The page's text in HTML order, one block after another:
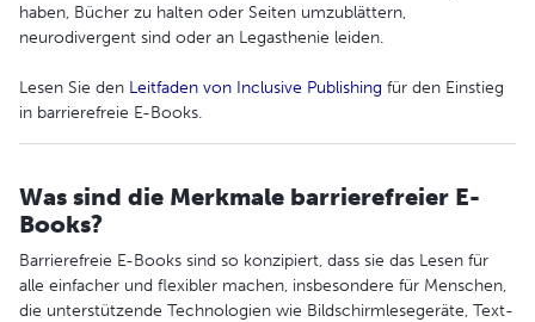
haben, Bücher zu halten oder Seiten umzublättern,
neurodivergent sind oder an Legasthenie leiden.
Lesen Sie den Leitfaden von Inclusive Publishing für den Einstieg
in barrierefreie E-Books.
Was sind die Merkmale barrierefreier E-
Books?
Barrierefreie E-Books sind so konzipiert, dass sie das Lesen für
alle einfacher und flexibler machen, insbesondere für Menschen,
die unterstützende Technologien wie Bildschirmlesegeräte, Text-